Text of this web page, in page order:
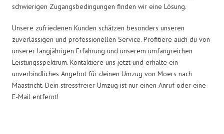
schwierigen Zugangsbedingungen finden wir eine Lösung.
Unsere zufriedenen Kunden schätzen besonders unseren
zuverlässigen und professionellen Service. Profitiere auch du von
unserer langjährigen Erfahrung und unserem umfangreichen
Leistungsspektrum. Kontaktiere uns jetzt und erhalte ein
unverbindliches Angebot für deinen Umzug von Moers nach
Maastricht. Dein stressfreier Umzug ist nur einen Anruf oder eine
E-Mail entfernt!